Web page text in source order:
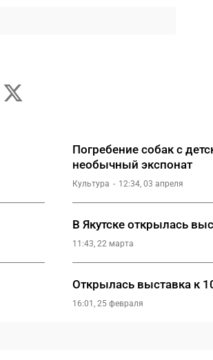
Погребение собак с
необычный экспонат
Культура 12:34, 03 апреля
В Якутске открылась
11:43, 22 марта
Открылась выставка к
16:01, 25 февраля